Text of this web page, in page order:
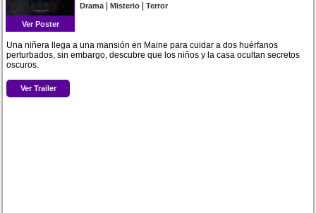
Ver Poster
Drama|Misterio |Terror
Una niñera llega a una mansión en Maine para cuidar a dos huérfanos
perturbados, sin embargo, descubre que los niños y la casa ocultan secretos
oscuros.
Ver Trailer